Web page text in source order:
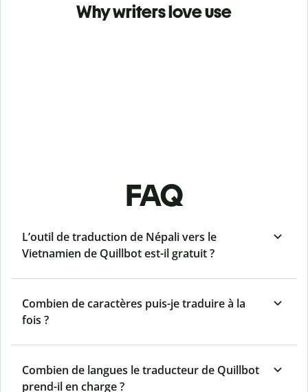
Why writers love use
FAQ
L’outil de traduction de Népali vers le
Vietnamien de Quillbot est-il gratuit ?
Combien de caractères puis-je traduire à la
fois ?
Combien de langues le traducteur de Quillbot
prend-il en charge ?